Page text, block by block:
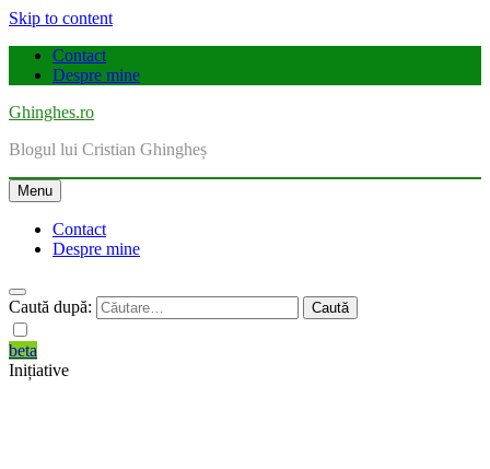
Skip to content
Contact
Despre mine
Ghinghes.ro
Blogul lui Cristian Ghingheș
Menu
Contact
Despre mine
Caută după:
beta
Inițiative